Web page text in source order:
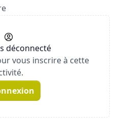
déconnecté
vous inscrire à cette